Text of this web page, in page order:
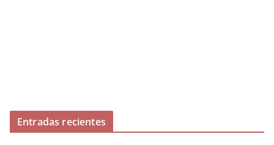
Entradas recientes